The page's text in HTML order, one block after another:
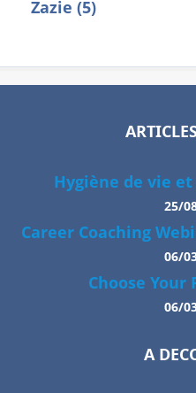
Zazie (5)
Hygiène de vie
25/
Career Coaching
06/
Choose Your
06/
A